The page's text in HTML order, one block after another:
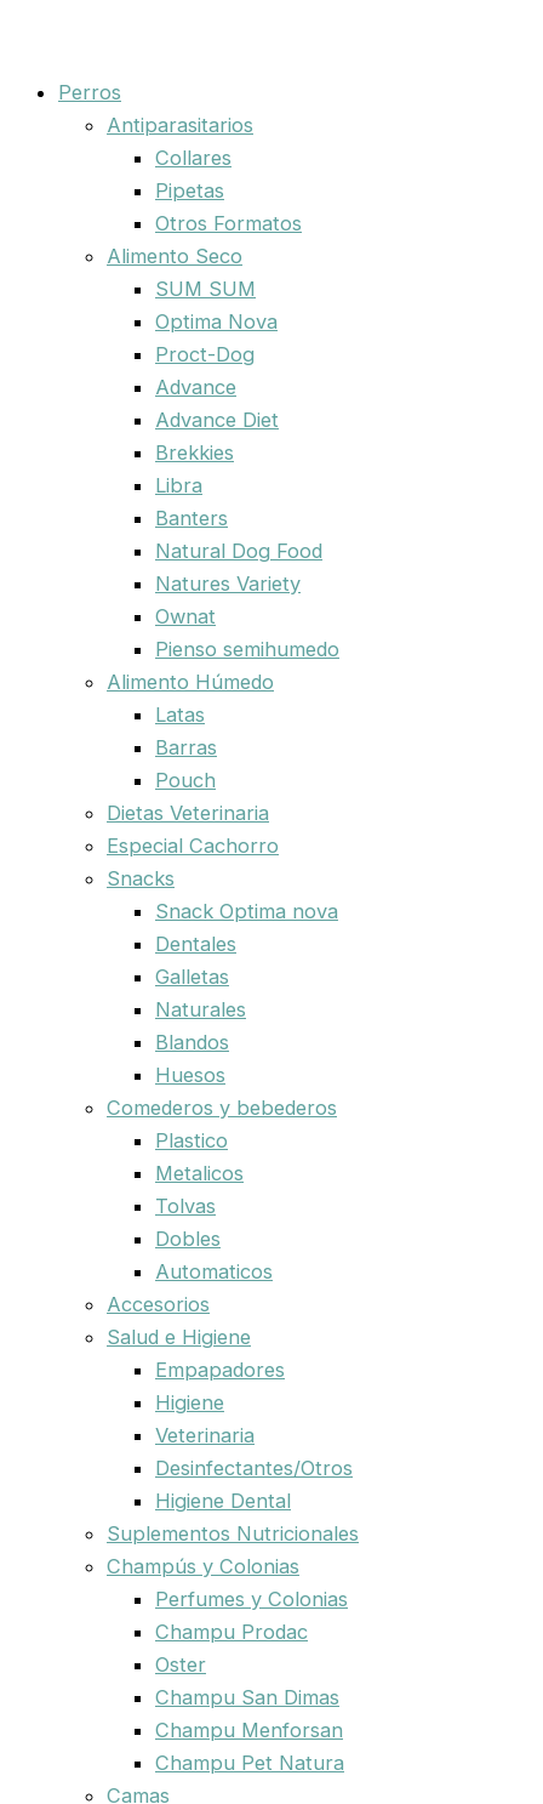
Perros
Antiparasitarios
Collares
Pipetas
Otros Formatos
Alimento Seco
SUM SUM
Optima Nova
Proct-Dog
Advance
Advance Diet
Brekkies
Libra
Banters
Natural Dog Food
Natures Variety
Ownat
Pienso semihumedo
Alimento Húmedo
Latas
Barras
Pouch
Dietas Veterinaria
Especial Cachorro
Snacks
Snack Optima nova
Dentales
Galletas
Naturales
Blandos
Huesos
Comederos y bebederos
Plastico
Metalicos
Tolvas
Dobles
Automaticos
Accesorios
Salud e Higiene
Empapadores
Higiene
Veterinaria
Desinfectantes/Otros
Higiene Dental
Suplementos Nutricionales
Champús y Colonias
Perfumes y Colonias
Champu Prodac
Oster
Champu San Dimas
Champu Menforsan
Champu Pet Natura
Camas